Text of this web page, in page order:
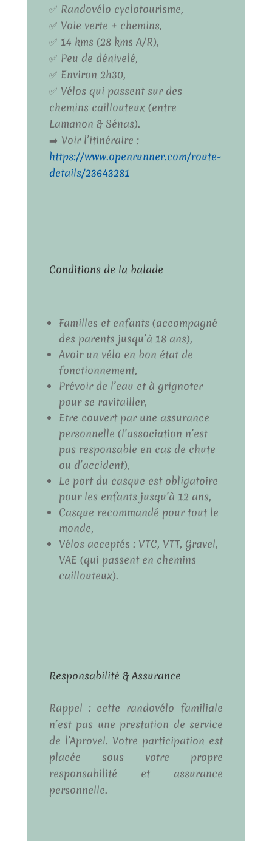
✅ Randovélo cyclotourisme,
✅ Voie verte + chemins,
✅ 14 kms (28 kms A/R),
✅ Peu de dénivelé,
✅ Environ 2h30,
✅ Vélos qui passent sur des
chemins caillouteux (entre
Lamanon & Sénas).
➡️ Voir l’itinéraire :
https://www.openrunner.com/route-
details/23643281
Conditions de la balade
Familles et enfants (accompagné
des parents jusqu’à 18 ans),
Avoir un vélo en bon état de
fonctionnement,
Prévoir de l’eau et à grignoter
pour se ravitailler,
Etre couvert par une assurance
personnelle (l’association n’est
pas responsable en cas de chute
ou d’accident),
Le port du casque est obligatoire
pour les enfants jusqu’à 12 ans,
Casque recommandé pour tout le
monde,
Vélos acceptés : VTC, VTT, Gravel,
VAE (qui passent en chemins
caillouteux).
Responsabilité & Assurance
Rappel : cette randovélo familiale
n’est pas une prestation de service
de l’Aprovel. Votre participation est
placée sous votre propre
responsabilité et assurance
personnelle.